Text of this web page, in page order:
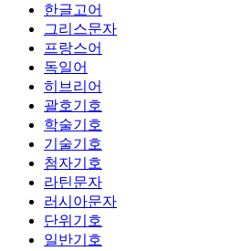
한글고어
그리스문자
프랑스어
독일어
히브리어
괄호기호
학술기호
기술기호
첨자기호
라틴문자
러시아문자
단위기호
일반기호